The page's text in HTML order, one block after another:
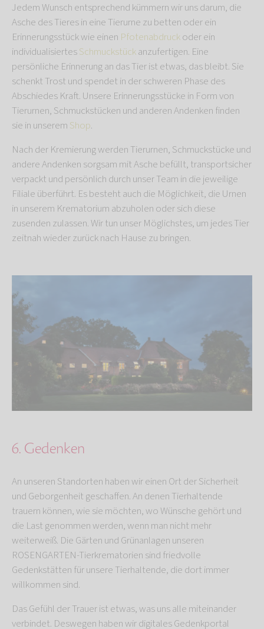
Jedem Wunsch entsprechend kümmern wir uns darum, die
Asche des Tieres in eine Tierurne zu betten oder ein
Erinnerungsstück wie einen Pfotenabdruckoder ein
individualisiertesSchmuckstückanzufertigen. Eine
persönliche Erinnerung an das Tier ist etwas, das bleibt. Sie
schenkt Trost und spendet in der schweren Phase des
Abschiedes Kraft. Unsere Erinnerungsstücke in Form von
Tierurnen, Schmuckstücken und anderen Andenken finden
sie in unserem Shop.
Nach der Kremierung werden Tierurnen, Schmuckstücke und
andere Andenken sorgsam mit Asche befüllt, transportsicher
verpackt und persönlich durch unser Team in die jeweilige
Filiale überführt. Es besteht auch die Möglichkeit, die Urnen
in unserem Krematorium abzuholen oder sich diese
zusenden zulassen. Wir tun unser Möglichstes, um jedes Tier
zeitnah wieder zurück nach Hause zu bringen.
6. Gedenken
An unseren Standorten haben wir einen Ort der Sicherheit
und Geborgenheit geschaffen. An denen Tierhaltende
trauern können, wie sie möchten, wo Wünsche gehört und
die Last genommen werden, wenn man nicht mehr
weiterweiß. Die Gärten und Grünanlagen unseren
ROSENGARTEN-Tierkrematorien sind friedvolle
Gedenkstätten für unsere Tierhaltende, die dort immer
willkommen sind.
Das Gefühl der Trauer ist etwas, was uns alle miteinander
verbindet. Deswegen haben wir digitales Gedenkportal